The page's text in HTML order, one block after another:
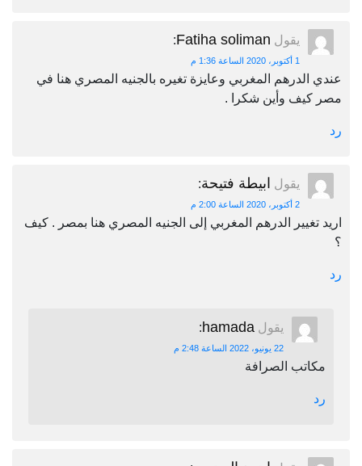
يقول Fatiha soliman
:
1 أكتوبر، 2020 الساعة 1:36 م
عندي الدرهم المغربي وعايزة تغيره بالجنيه المصري هنا في
مصر كيف وأين شكرا .
رد
يقول ابيطة فتيحة:
2 أكتوبر، 2020 الساعة 2:00 م
اريد تغيير الدرهم المغربي إلى الجنيه المصري هنا بمصر . كيف
؟
رد
يقول hamada
:
22 يونيو، 2022 الساعة 2:48 م
مكاتب الصرافة
رد